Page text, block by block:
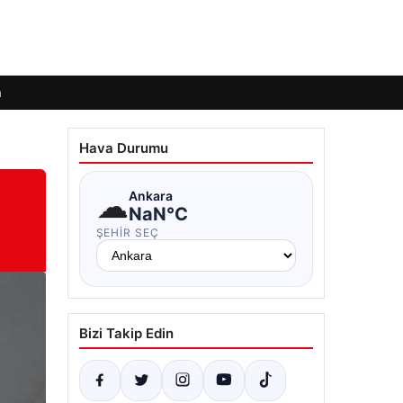
Hava Durumu
☁Ankara
NaN°C
ŞEHIR SEÇ
Bizi Takip Edin